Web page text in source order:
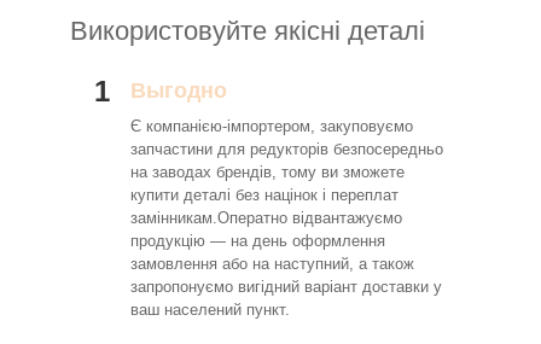
Використовуйте якісні деталі
1 Выгодно
Є компанією-імпортером, закуповуємо
запчастини для редукторів безпосередньо
на заводах брендів, тому ви зможете
купити деталі без націнок і переплат
замінникам.Оператно відвантажуємо
продукцію — на день оформлення
замовлення або на наступний, а також
запропонуємо вигідний варіант доставки у
ваш населений пункт.